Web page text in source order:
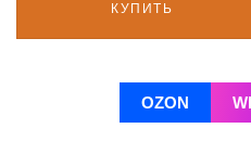
КУПИТЬ
OZON